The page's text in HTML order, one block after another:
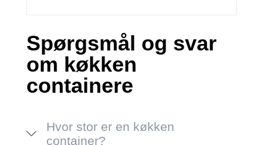
Spørgsmål og svar
om køkken
containere
Hvor stor er en køkken
container?